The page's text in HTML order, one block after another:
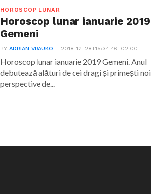
HOROSCOP LUNAR
Horoscop lunar ianuarie 2019
Gemeni
BYADRIAN VRAUKO 2018-12-28T15:34:46+02:00
Horoscop lunar ianuarie 2019 Gemeni. Anul
debutează alături de cei dragi și primești noi
perspective de...